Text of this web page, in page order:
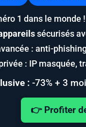
1 dans le monde !
sécurisés
: anti-
: IP masquée,
:-73% + 3
👉 Profiter